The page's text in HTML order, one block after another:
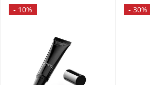
- 10% - 30%